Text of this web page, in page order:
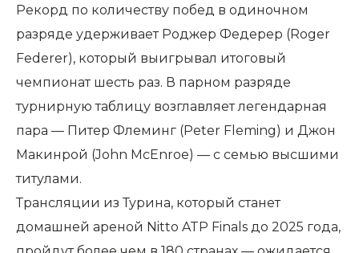
Рекорд по количеству побед в одиночном
разряде удерживает Роджер Федерер (Roger
Federer), который выигрывал итоговый
чемпионат шесть раз. В парном разряде
турнирную таблицу возглавляет легендарная
пара — Питер Флеминг (Peter Fleming) и Джон
Макинрой (John McEnroe) — с семью высшими
титулами.
Трансляции из Турина, который станет
домашней ареной Nitto ATP Finals до 2025 года,